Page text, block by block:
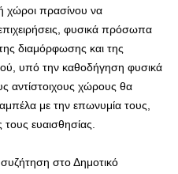
χώροι πρασίνου να
φυσικά πρόσωπα
διαμόρφωσης και της
υπό την καθοδήγηση φυσικά
αντίστοιχους χώρους θα
με την επωνυμία τους,
ευαισθησίας.
στο Δημοτικό